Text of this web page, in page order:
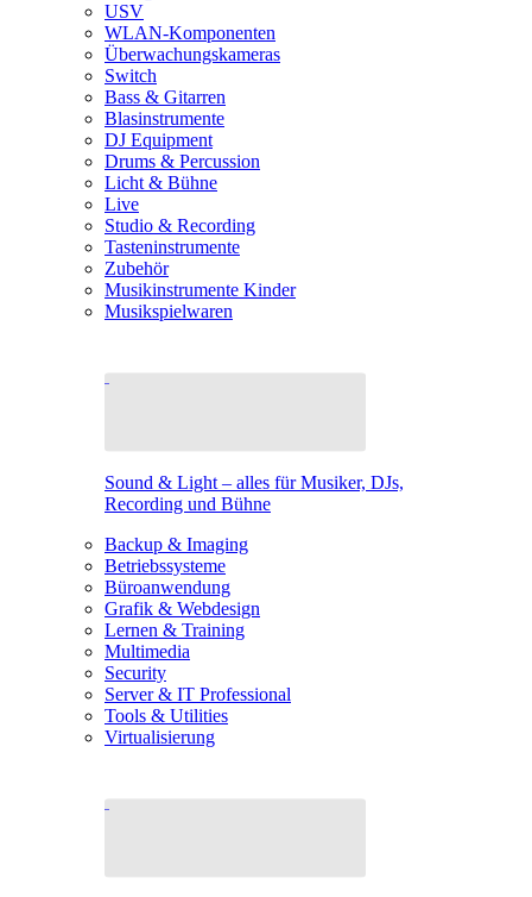
USV
WLAN-Komponenten
Überwachungskameras
Switch
Bass & Gitarren
Blasinstrumente
DJ Equipment
Drums & Percussion
Licht & Bühne
Live
Studio & Recording
Tasteninstrumente
Zubehör
Musikinstrumente Kinder
Musikspielwaren
Sound & Light – alles für Musiker, DJs,
Recording und Bühne
Backup & Imaging
Betriebssysteme
Büroanwendung
Grafik & Webdesign
Lernen & Training
Multimedia
Security
Server & IT Professional
Tools & Utilities
Virtualisierung